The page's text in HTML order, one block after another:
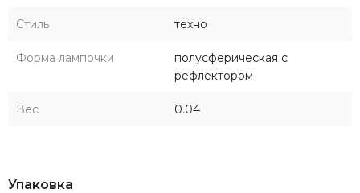
Стиль техно
Форма лампочки
полусферическая с
рефлектором
Вес 0.04
Упаковка